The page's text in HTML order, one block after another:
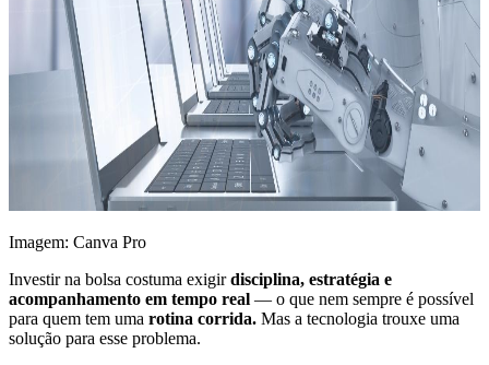
Imagem: Canva Pro
Investir na bolsa costuma exigirdisciplina, estratégia e
acompanhamento em tempo real — o que nem sempre é possível
para quem tem uma rotina corrida. Mas a tecnologia trouxe uma
solução para esse problema.